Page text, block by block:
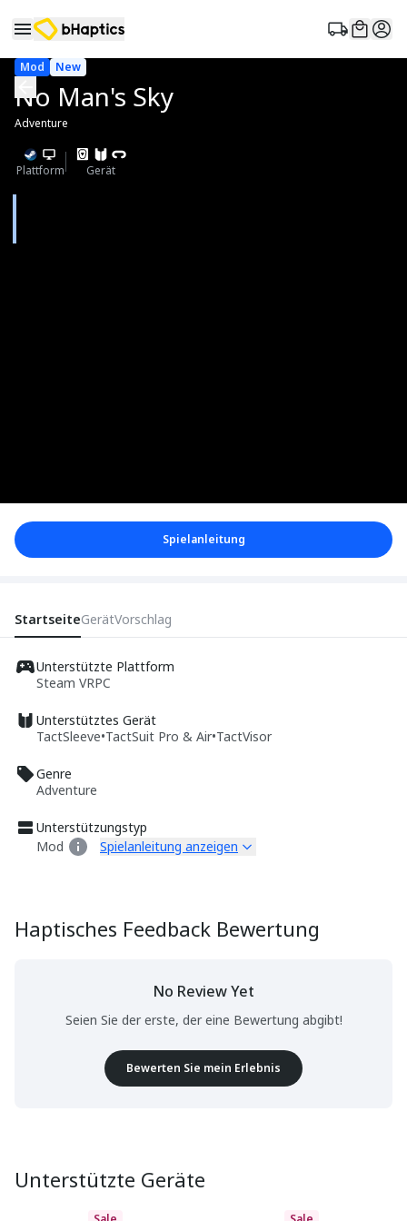
Mod New
No Man's Sky
Adventure
Plattform Gerät
Spielanleitung
StartseiteGerätVorschlag
Unterstützte Plattform
Steam VRPC
Unterstütztes Gerät
TactSleeve•TactSuit Pro & Air•TactVisor
Genre
Adventure
Unterstützungstyp
Mod
Spielanleitung anzeigen
Haptisches Feedback Bewertung
No Review Yet
Seien Sie der erste, der eine Bewertung abgibt!
Bewerten Sie mein Erlebnis
Unterstützte Geräte